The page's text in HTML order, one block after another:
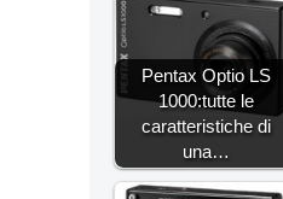
Pentax Optio LS
1000:tutte le
caratteristiche di
una…